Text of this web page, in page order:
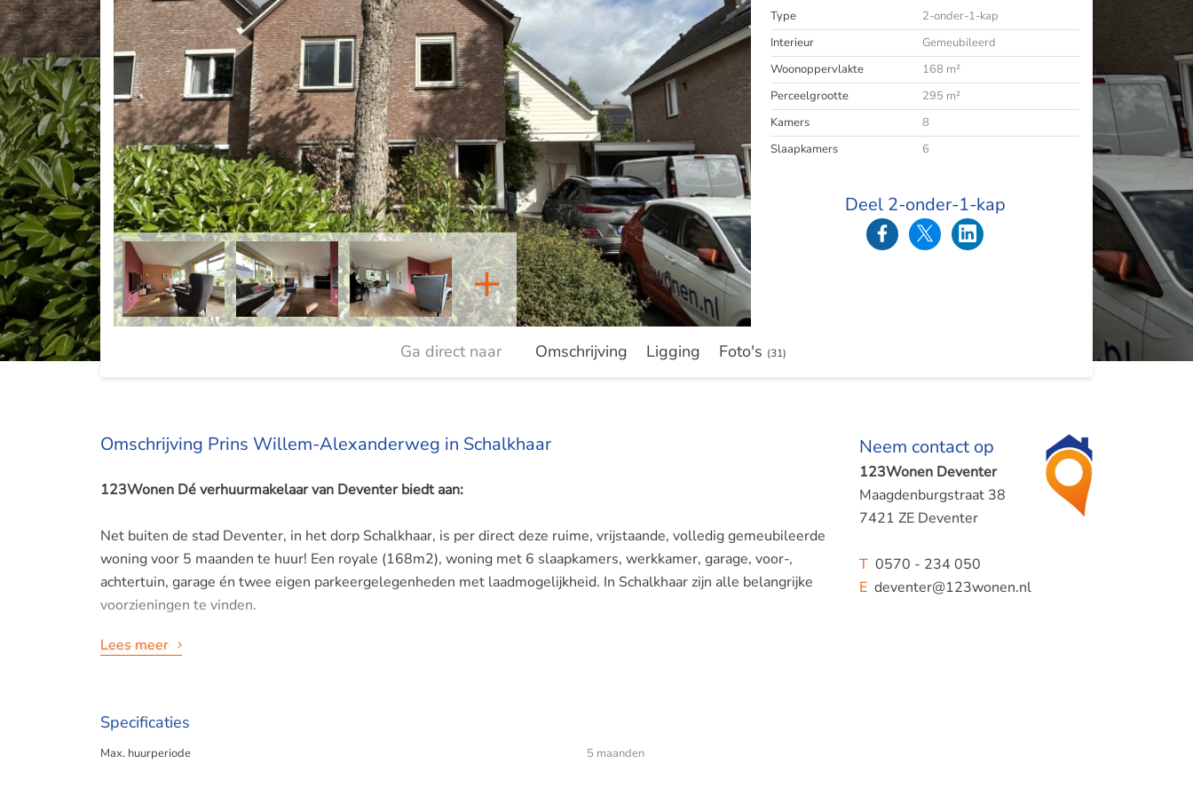
+
Type
2-onder-1-kap
Interieur
Gemeubileerd
Woonoppervlakte
168 m²
Perceelgrootte
295 m²
Kamers
8
Slaapkamers
6
Deel 2-onder-1-kap
Ga direct naar Omschrijving Ligging Foto's (31)
Omschrijving Prins Willem-Alexanderweg in Schalkhaar
123Wonen Dé verhuurmakelaar van Deventer biedt aan:
Net buiten de stad Deventer, in het dorp Schalkhaar, is per direct deze ruime, vrijstaande, volledig gemeubileerde
woning voor 5 maanden te huur! Een royale (168m2), woning met 6 slaapkamers, werkkamer, garage, voor-,
achtertuin, garage én twee eigen parkeergelegenheden met laadmogelijkheid. In Schalkhaar zijn alle belangrijke
voorzieningen te vinden.
INDELING
Diepe voortuin met ruime oprit met laadmogelijkheid en garage. Binnen een ruime hal met toilet, garderobe en
trapopgang. Lichte L-vormige woonkamer met grote ramen en eethoek. Open keuken met diverse
Lees meer
Neem contact op
123Wonen Deventer
Maagdenburgstraat 38
7421 ZE Deventer
T0570 - 234 050
Edeventer@123wonen.nl
Specificaties
Max. huurperiode 5 maanden